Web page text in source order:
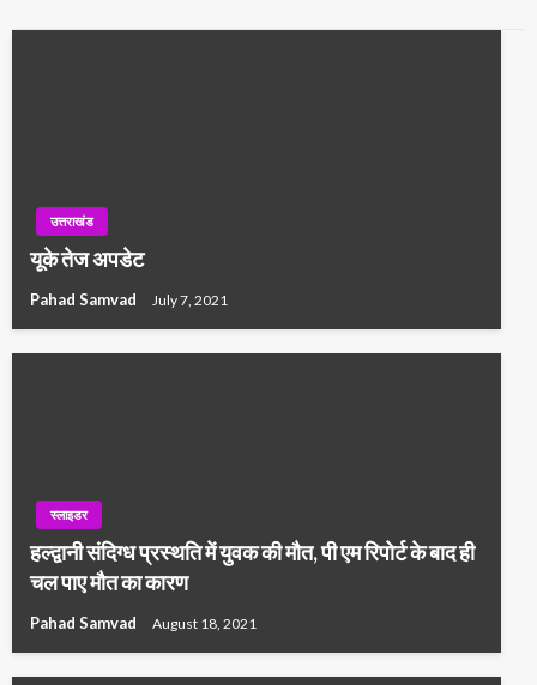
उत्तराखंड
यूके तेज अपडेट
Pahad Samvad July 7, 2021
स्लाइडर
हल्द्वानी संदिग्ध प्रस्थति में युवक की मौत, पी एम रिपोर्ट के बाद ही
चल पाए मौत का कारण
Pahad Samvad August 18, 2021